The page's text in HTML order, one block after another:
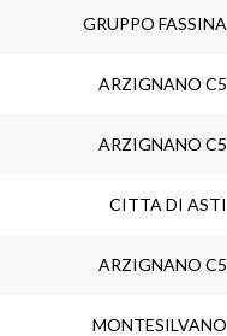
GRUPPO FASSINA
ARZIGNANO C5
ARZIGNANO C5
CITTA DI ASTI
ARZIGNANO C5
MONTESILVANO